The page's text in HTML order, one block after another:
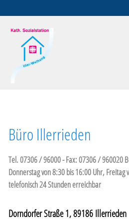
Hospizgruppe
Büro Illerrieden
Tel. 07306 / 96000 - Fax: 07306 / 960020
Donnerstag von 8:30 bis 16:00 Uhr, Freitag
telefonisch 24 Stunden erreichbar
Dorndorfer Straße 1, 89186 Illerrieden